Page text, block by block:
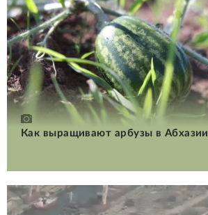
Как выращивают арбузы в Абхазии